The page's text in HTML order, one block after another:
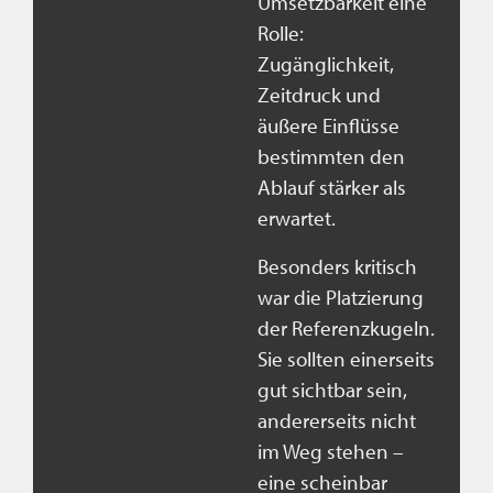
Rolle:
Zugänglichkeit,
Zeitdruck und
äußere Einflüsse
bestimmten den
Ablauf stärker als
erwartet.
Besonders kritisch
war die Platzierung
der Referenzkugeln.
Sie sollten einerseits
gut sichtbar sein,
andererseits nicht
im Weg stehen –
eine scheinbar